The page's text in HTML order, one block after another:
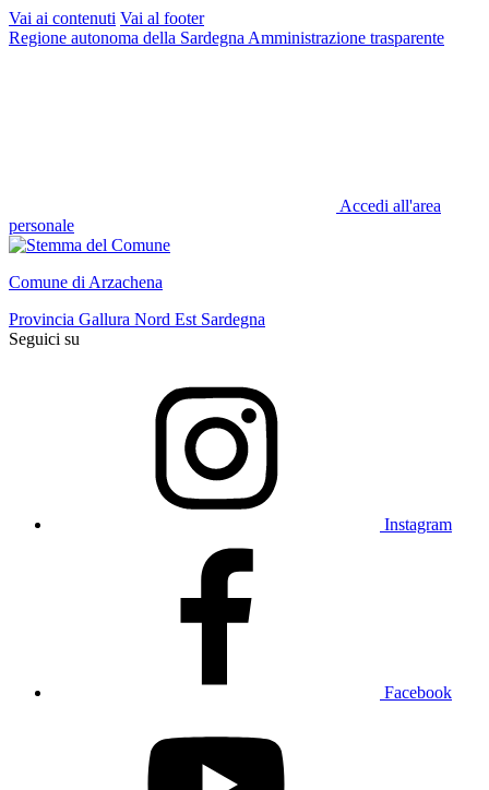
Vai ai contenuti Vai al footer
Regione autonoma della Sardegna Amministrazione trasparente
Accedi all'area
personale
Comune di Arzachena
Provincia Gallura Nord Est Sardegna
Seguici su
Instagram
Facebook